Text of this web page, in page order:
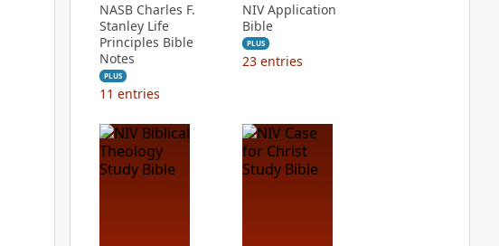
NASB Charles F.
Stanley Life
Principles Bible
Notes
PLUS
11 entries
NIV Application
Bible
PLUS
23 entries